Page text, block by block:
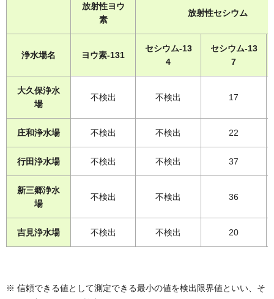
放射性ヨウ
素
放射性セシウム
浄水場名 ヨウ素-131
セシウム-13
4
セシウム-13
7
大久保浄水
場
不検出 不検出 17
庄和浄水場 不検出 不検出 22
行田浄水場 不検出 不検出 37
新三郷浄水
場
不検出 不検出 36
吉見浄水場 不検出 不検出 20
※ 信頼できる値として測定できる最小の値を検出限界値といい、そ